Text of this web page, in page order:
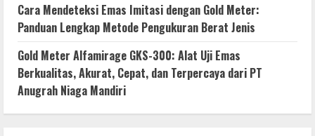
Cara Mendeteksi Emas Imitasi dengan Gold Meter:
Panduan Lengkap Metode Pengukuran Berat Jenis
Gold Meter Alfamirage GKS-300: Alat Uji Emas
Berkualitas, Akurat, Cepat, dan Terpercaya dari PT
Anugrah Niaga Mandiri